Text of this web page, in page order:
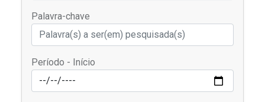
Palavra-chave
Período - Início